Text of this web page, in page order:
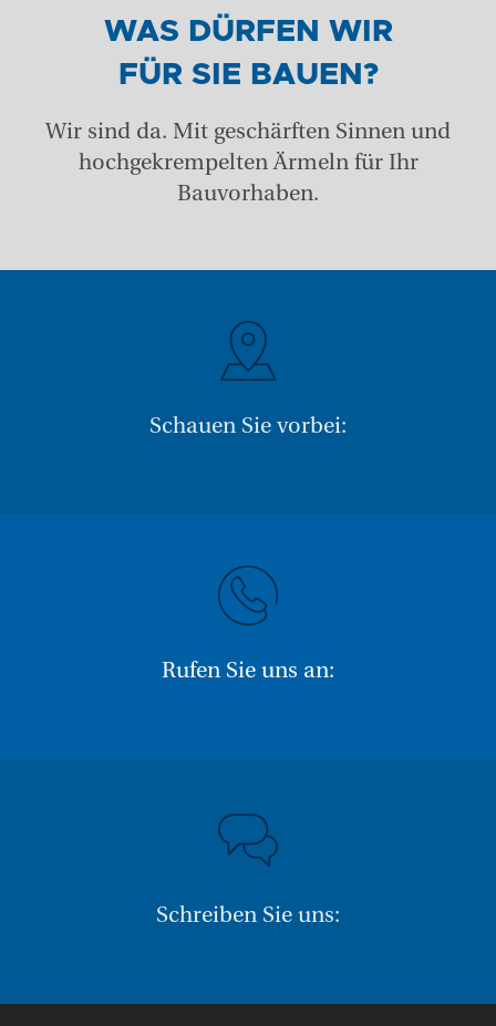
WAS DÜRFEN WIR
FÜR SIE BAUEN?
Wir sind da. Mit geschärften Sinnen und
hochgekrempelten Ärmeln für Ihr
Bauvorhaben.
Schauen Sie vorbei:
Rufen Sie uns an:
Schreiben Sie uns: